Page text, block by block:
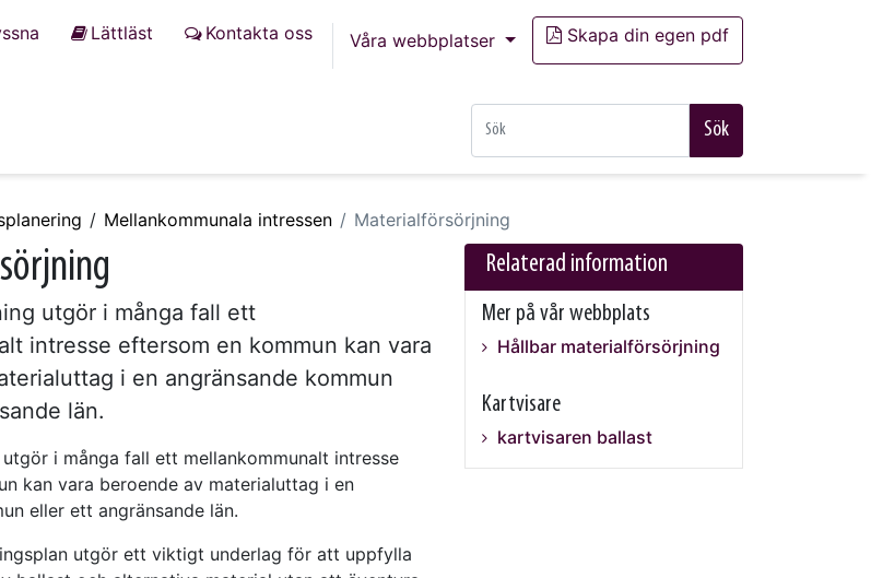
Lättläst Kontakta oss Våra webbplatser Skapa din egen pdf
Sök
Mellan­kommunala intressen Materialförsörjning
utgör i många fall ett
intresse eftersom en kommun kan vara
i en angränsande kommun
län.
i många fall ett mellankommunalt intresse
kan vara beroende av materialuttag i en
eller ett angränsande län.
utgör ett viktigt underlag för att uppfylla
Relaterad information
Mer på vår webbplats
Hållbar materialförsörjning
Kartvisare
kartvisaren ballast